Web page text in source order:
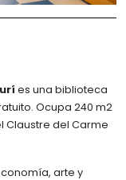
es una biblioteca
Ocupa 240 m2
Claustre del Carme
arte y